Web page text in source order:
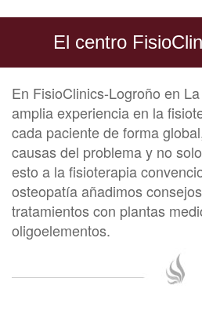
El centro
En FisioClinics-Logroño en
amplia experiencia en la
cada paciente de forma
causas del problema y no
esto a la fisioterapia
osteopatía añadimos
tratamientos con plantas
oligoelementos.